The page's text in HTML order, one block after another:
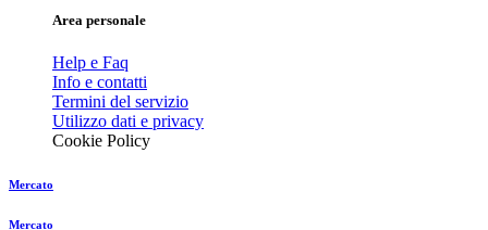
Area personale
Help e Faq
Info e contatti
Termini del servizio
Utilizzo dati e privacy
Cookie Policy
Mercato
Mercato